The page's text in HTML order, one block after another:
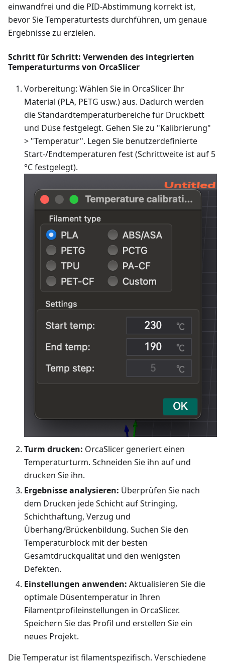
einwandfrei und die PID-Abstimmung korrekt ist,
bevor Sie Temperaturtests durchführen, um genaue
Ergebnisse zu erzielen.
Schritt für Schritt: Verwenden des integrierten
Temperaturturms von OrcaSlicer
Vorbereitung: Wählen Sie in OrcaSlicer Ihr
Material (PLA, PETG usw.) aus. Dadurch werden
die Standardtemperaturbereiche für Druckbett
und Düse festgelegt. Gehen Sie zu "Kalibrierung"
> "Temperatur". Legen Sie benutzerdefinierte
Start-/Endtemperaturen fest (Schrittweite ist auf 5
°C festgelegt).
Turm drucken: OrcaSlicer generiert einen
Temperaturturm. Schneiden Sie ihn auf und
drucken Sie ihn.
Ergebnisse analysieren: Überprüfen Sie nach
dem Drucken jede Schicht auf Stringing,
Schichthaftung, Verzug und
Überhang/Brückenbildung. Suchen Sie den
Temperaturblock mit der besten
Gesamtdruckqualität und den wenigsten
Defekten.
Einstellungen anwenden: Aktualisieren Sie die
optimale Düsentemperatur in Ihren
Filamentprofileinstellungen in OrcaSlicer.
Speichern Sie das Profil und erstellen Sie ein
neues Projekt.
Die Temperatur ist filamentspezifisch. Verschiedene